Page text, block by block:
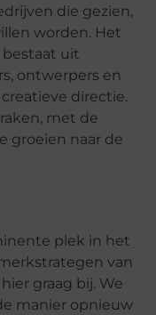
die gezien,
worden. Het
uit
ontwerpers en
directie.
met de
groeien naar de
plek in het
van
graag bij. We
manier opnieuw